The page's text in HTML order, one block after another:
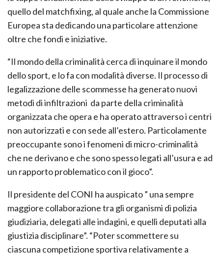
quello del matchfixing, al quale anche la Commissione
Europea sta dedicando una particolare attenzione
oltre che fondi e iniziative.
“Il mondo della criminalità cerca di inquinare il mondo
dello sport, e lo fa con modalità diverse. Il processo di
legalizzazione delle scommesse ha generato nuovi
metodi di infiltrazioni da parte della criminalità
organizzata che opera e ha operato attraverso i centri
non autorizzati e con sede all’estero. Particolamente
preoccupante sono i fenomeni di micro-criminalità
che ne derivano e che sono spesso legati all’usura e ad
un rapporto problematico con il gioco”.
Il presidente del CONI ha auspicato ” una sempre
maggiore collaborazione tra gli organismi di polizia
giudiziaria, delegati alle indagini, e quelli deputati alla
giustizia disciplinare”. “Poter scommettere su
ciascuna competizione sportiva relativamente a